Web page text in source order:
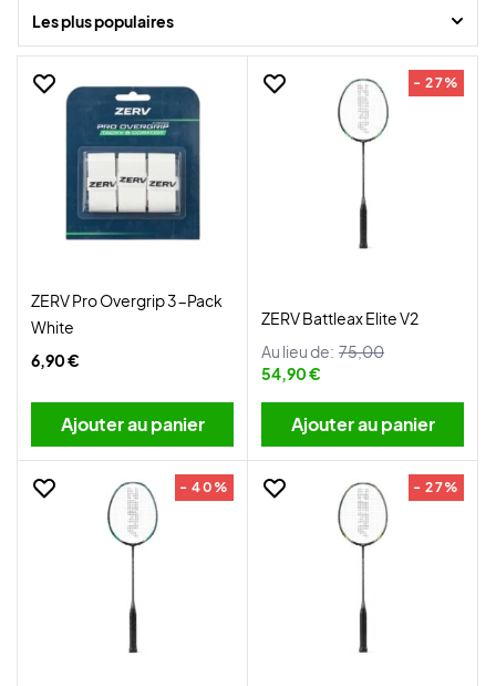
Les plus populaires
ZERV Pro Overgrip 3-Pack
White
6,90 €
Ajouter au panier
- 27%
ZERV Battleax Elite V2
Au lieu de: 75,00
54,90 €
Ajouter au panier
- 40% - 27%